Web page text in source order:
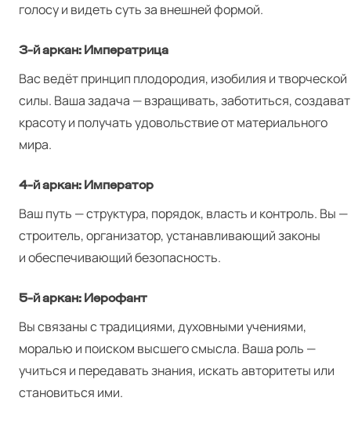
голосу и видеть суть за внешней формой.
3‑й аркан: Императрица
Вас ведёт принцип плодородия, изобилия и творческой
силы. Ваша задача — взращивать, заботиться,
красоту и получать удовольствие от материального
мира.
4‑й аркан: Император
Ваш путь — структура, порядок, власть и контроль. Вы —
строитель, организатор, устанавливающий законы
и обеспечивающий безопасность.
5‑й аркан: Иерофант
Вы связаны с традициями, духовными учениями,
моралью и поиском высшего смысла. Ваша роль —
учиться и передавать знания, искать авторитеты или
становиться ими.